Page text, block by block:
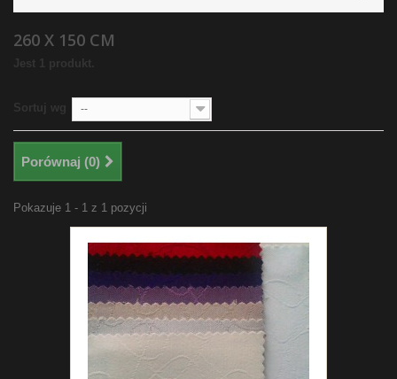
260 X 150 CM
Jest 1 produkt.
Sortuj wg --
Porównaj (0)
Pokazuje 1 - 1 z 1 pozycji